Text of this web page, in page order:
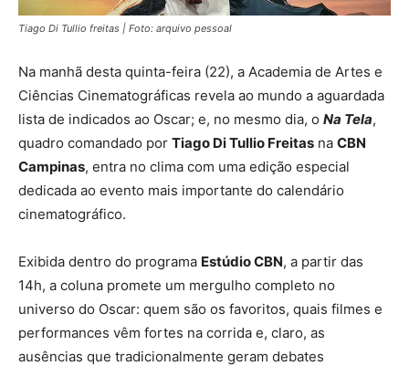
Tiago Di Tullio freitas | Foto: arquivo pessoal
Na manhã desta quinta-feira (22), a Academia de Artes e
Ciências Cinematográficas revela ao mundo a aguardada
lista de indicados ao Oscar; e, no mesmo dia, o Na Tela,
quadro comandado por Tiago Di Tullio Freitas na CBN
Campinas, entra no clima com uma edição especial
dedicada ao evento mais importante do calendário
cinematográfico.
Exibida dentro do programa Estúdio CBN, a partir das
14h, a coluna promete um mergulho completo no
universo do Oscar: quem são os favoritos, quais filmes e
performances vêm fortes na corrida e, claro, as
ausências que tradicionalmente geram debates